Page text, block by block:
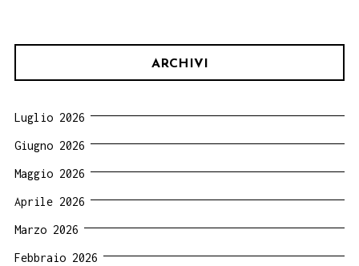
ARCHIVI
Luglio 2026
Giugno 2026
Maggio 2026
Aprile 2026
Marzo 2026
Febbraio 2026